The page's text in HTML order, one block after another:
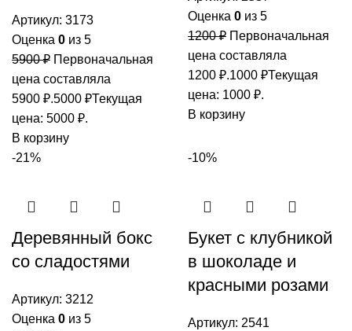
Артикул: 3173
Оценка 0 из 5
5900₽ Первоначальная
цена составляла
5900 ₽.5000 ₽Текущая
цена: 5000 ₽.
В корзину
Оценка 0 из 5
1200₽ Первоначальная
цена составляла
1200 ₽.1000 ₽Текущая
цена: 1000 ₽.
В корзину
-21%
Деревянный бокс
со сладостями
Артикул: 3212
Оценка 0 из 5
-10%
Букет с клубникой
в шоколаде и
красными розами
Артикул: 2541